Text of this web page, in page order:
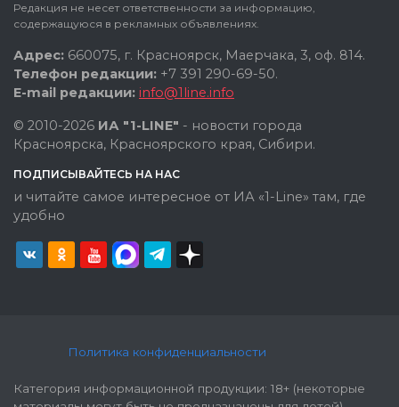
Редакция не несет ответственности за информацию,
содержащуюся в рекламных объявлениях.
Адрес: 660075, г. Красноярск, Маерчака, 3, оф. 814.
Телефон редакции: +7 391 290-69-50.
E-mail редакции: info@1line.info
© 2010-2026 ИА "1-LINE" - новости города
Красноярска, Красноярского края, Сибири.
ПОДПИСЫВАЙТЕСЬ НА НАС
и читайте самое интересное от ИА «1-Line» там, где
удобно
Политика конфиденциальности
Категория информационной продукции: 18+ (некоторые